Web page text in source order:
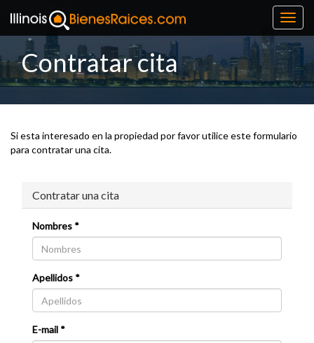
Contratar cita
Si esta interesado en la propiedad por favor utilice este formulario
para contratar una cita.
Contratar una cita
Nombres *
Apellidos *
E-mail *